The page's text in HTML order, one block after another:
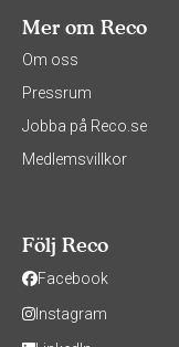
Mer om Reco
Om oss
Pressrum
Jobba på Reco.se
Medlemsvillkor
Följ Reco
Facebook
Instagram